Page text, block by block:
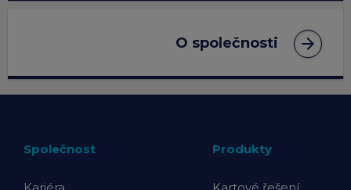
O společnosti arrow_forward
Společnost Produkty